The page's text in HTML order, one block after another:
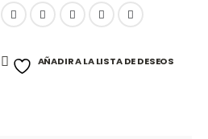
AÑADIR A LA LISTA DE DESEOS